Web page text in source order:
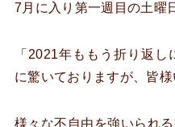
7月に入り第一週目の土曜
「2021年ももう折り返
に驚いておりますが、皆
様々な不自由を強いられ